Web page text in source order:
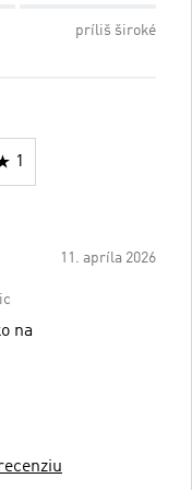
príliš široké
1
11. apríla 2026
na